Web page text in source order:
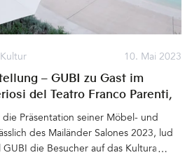
10. Mai 2023
Kultur
– GUBI zu Gast im
del Teatro Franco Parenti,
Präsentation seiner Möbel- und
des Mailänder Salones 2023, lud
die Besucher auf das Kulturareal